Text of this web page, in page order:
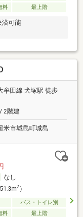
料 最上階
済可能
牟田線 犬塚駅 徒歩
2階建
米市城島町城島
なし
2）
バス・トイレ別
料 最上階